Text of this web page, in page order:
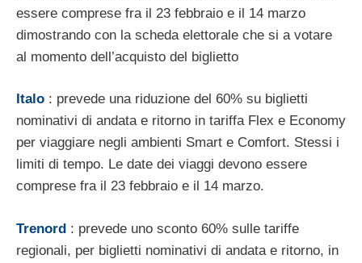
essere comprese fra il 23 febbraio e il 14 marzo
dimostrando con la scheda elettorale che si a votare
al momento dell’acquisto del biglietto
Italo : prevede una riduzione del 60% su biglietti
nominativi di andata e ritorno in tariffa Flex e Economy
per viaggiare negli ambienti Smart e Comfort. Stessi i
limiti di tempo. Le date dei viaggi devono essere
comprese fra il 23 febbraio e il 14 marzo.
Trenord : prevede uno sconto 60% sulle tariffe
regionali, per biglietti nominativi di andata e ritorno, in